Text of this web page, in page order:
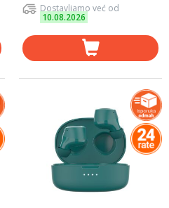
Dostavljamo već od
10.08.2026